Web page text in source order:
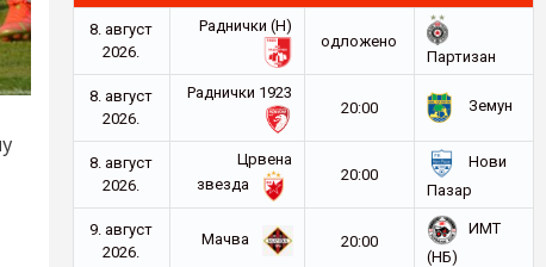
8. август
2026.
Раднички (Н)
oдложено
Партизан
8. август
2026.
Раднички 1923
20:00
Земун
8. август
2026.
Црвена
звезда
20:00
Нови
Пазар
9. август
2026.
Мачва 20:00
ИМТ
(НБ)